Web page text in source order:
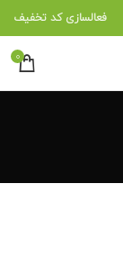
فعالسازی کد تخفیف
0